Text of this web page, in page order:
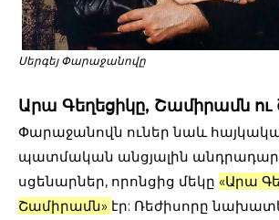
Սերգեյ Փարաջանովը
Արա Գեղեցիկը, Շամիրամն ու
Փարաջանովն ուներ նաև
պատմական անցյալին
սցենարներ, որոնցից մեկը «Արա
Շամիրամն» էր: Ռեժիսորը